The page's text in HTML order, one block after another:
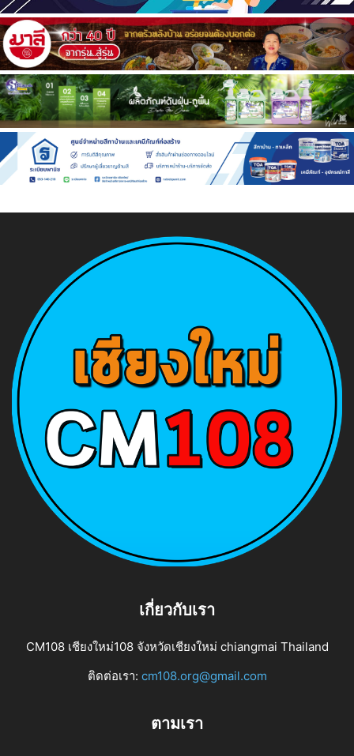
เกี่ยวกับเรา
CM108 เชียงใหม่108 จังหวัดเชียงใหม่ chiangmai Thailand
ติดต่อเรา: cm108.org@gmail.com
ตามเรา